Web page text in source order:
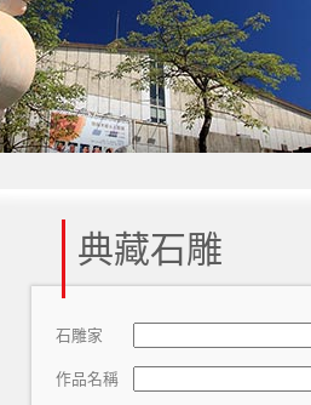
典藏石雕
石雕家
作品名稱